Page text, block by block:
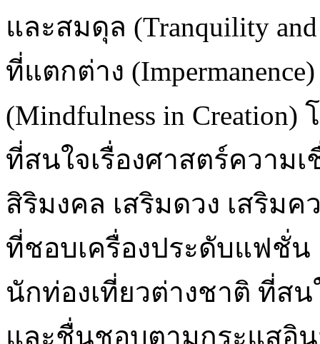
และสมดุล (Tranquility
ที่แตกต่าง
(Mindfulness in
ที่สนใจเรื่องศาสตร์ความ
สิริมงคล เสริมดวง เสริม
ที่ชอบเครื่องประดับแฟชั่น
นักท่องเที่ยวต่างชาติ ที่ส
และชื่นชอบตามกระแสอิน